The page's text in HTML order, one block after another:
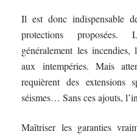
Il est donc indispensable
protections proposées.
généralement les
aux intempéries. Mais
requièrent des extensions
séismes… Sans ces ajouts,
Maîtriser les garanties